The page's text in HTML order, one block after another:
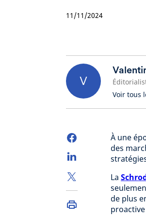
11/11/2024
V
Voir tous
À une
des
La
de plus